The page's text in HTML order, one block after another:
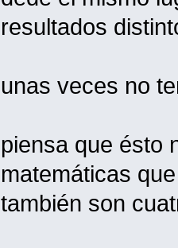
resultados
unas veces no
piensa que ésto
matemáticas
también son